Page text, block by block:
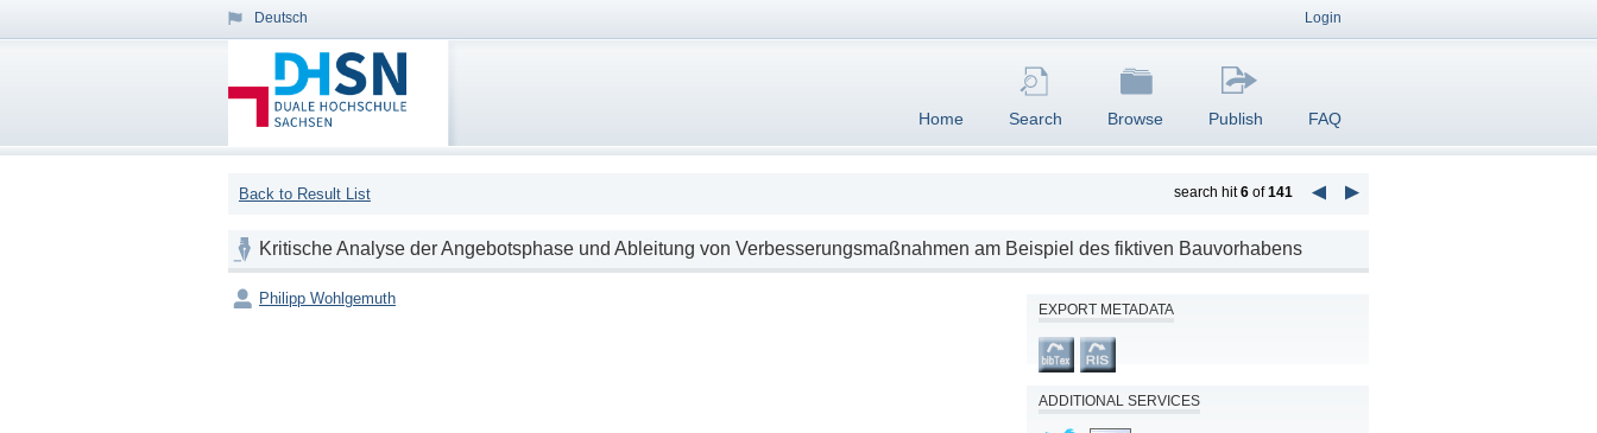
Deutsch Login
Home Search Browse Publish FAQ
search hit6of141
Back to Result List
Kritische Analyse der Angebotsphase und Ableitung von Verbesserungsmaßnahmen am Beispiel des fiktiven Bauvorhabens
Philipp Wohlgemuth
EXPORT METADATA
ADDITIONAL SERVICES